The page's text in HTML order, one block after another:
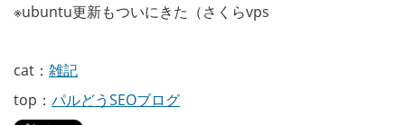
※ubuntu更新もついにきた（さくらvps
cat： 雑記
top： パルどうSEOブログ